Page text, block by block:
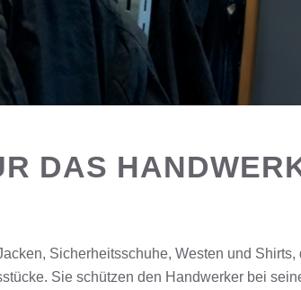
DAS
Sicherheitsschuhe, Westen und Shirts,
Sie schützen den Handwerker bei